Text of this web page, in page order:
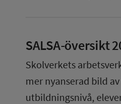
SALSA-översikt
Skolverkets
mer nyanserad bild
utbildningsnivå,